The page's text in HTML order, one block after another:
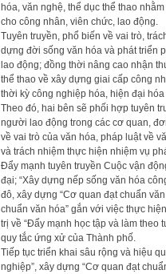
hóa, văn nghệ, thể dục thể thao
cho công nhân, viên chức, lao động.
Tuyên truyền, phổ biến về vai trò,
dựng đời sống văn hóa và phát triển
lao động; đồng thời nâng cao nhận
thể thao về xây dựng giai cấp công
thời kỳ công nghiệp hóa, hiện đại
Theo đó, hai bên sẽ phối hợp tuyên
người lao động trong các cơ quan,
về vai trò của văn hóa, pháp luật về
và trách nhiệm thực hiện nhiệm vụ
Đẩy mạnh tuyên truyền Cuộc vận
đại; “Xây dựng nếp sống văn hóa
đô, xây dựng “Cơ quan đạt chuẩn
chuẩn văn hóa” gắn với việc thực
trị về “Đẩy mạnh học tập và làm theo
quy tắc ứng xử của Thành phố.
Tiếp tục triển khai sâu rộng và hiệu
nghiệp”, xây dựng “Cơ quan đạt